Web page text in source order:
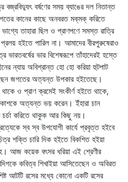
বজ্রবিদ্যুৎ বর্ষণের সময় ব্যাঙের দল নিতান্ত
কানের কাছে অনবরত মক্‌মক্‌ করিতে
তাহারা ছিল ও প্রাণপণে সমস্ত রাত্রি
হইতে পারিল না। আমাদের বীরপুরুষেরাও
ভার বিশেষরূপে তাঁহাদেরই হস্তে
ন্যায় অবিশ্রান্ত হো হো করিয়া হুটপাট
জগতের অত্যন্ত উপকার হইতেছে।
ও প্রাণ ক্রমেই সংকীর্ণ হইতে থাকে,
বিকাশকে অত্যন্ত ভয় করেন। ইঁহারা চান
চর্চা করিতে থাকুক আর কিছু নয়।
স্ব স্ব উপযোগী কার্যে প্রবৃত্ত হইবে
শক্তি চারি দিক হইতে বিকশিত হইয়া
আজ কয়েক বৎসর ধরিয়া এই শ্রেণীর
কবিত্ব শিখাইয়া আসিতেছেন ও অবিরত
আটটি রসের মধ্যে কোনো একটি রসের